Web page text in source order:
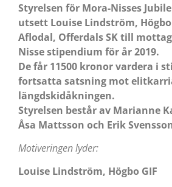
Styrelsen för Mora-Nisses
utsett Louise Lindström, Högbo
Aflodal, Offerdals SK till
Nisse stipendium för år 2019.
De får 11500 kronor vardera i
fortsatta satsning mot
längdskidåkningen.
Styrelsen består av Marianne
Åsa Mattsson och Erik
Motiveringen lyder:
Louise Lindström, Högbo GIF